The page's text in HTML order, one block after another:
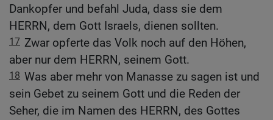
Dankopfer und befahl Juda, dass sie dem
HERRN, dem Gott Israels, dienen sollten.
17 Zwar opferte das Volk noch auf den Höhen,
aber nur dem HERRN, seinem Gott.
18 Was aber mehr von Manasse zu sagen ist und
sein Gebet zu seinem Gott und die Reden der
Seher, die im Namen des HERRN, des Gottes